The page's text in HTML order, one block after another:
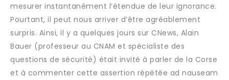
mesurer instantanément l’étendue de leur ignorance.
Pourtant, il peut nous arriver d’être agréablement
surpris. Ainsi, il y a quelques jours sur CNews, Alain
Bauer (professeur au CNAM et spécialiste des
questions de sécurité) était invité à parler de la Corse
et à commenter cette assertion répétée ad nauseam